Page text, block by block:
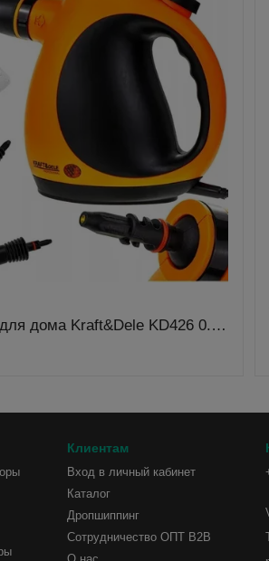
Пароочиститель для дома Kraft&Dele KD426 0.3 л, 1100 Вт
Клиентам
Вход в личный кабинет
Каталог
Дропшиппинг
Сотрудничество ОПТ B2B